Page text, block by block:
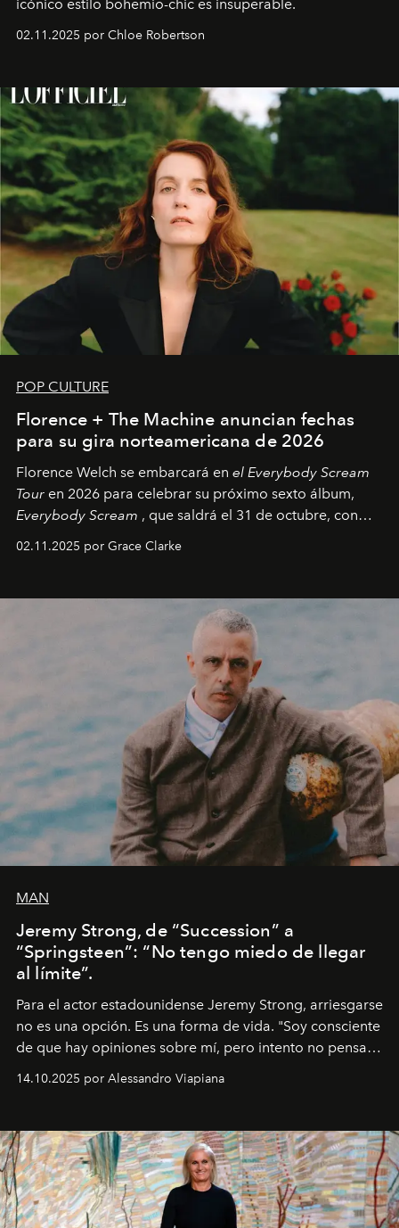
icónico estilo bohemio-chic es insuperable.
02.11.2025 por Chloe Robertson
POP CULTURE
Florence + The Machine anuncian fechas
para su gira norteamericana de 2026
Florence Welch se embarcará en el Everybody Scream
Tour en 2026 para celebrar su próximo sexto álbum,
Everybody Scream , que saldrá el 31 de octubre, con
fechas en Norteamérica a partir de abril del próximo
02.11.2025 por Grace Clarke
MAN
Jeremy Strong, de “Succession” a
“Springsteen”: “No tengo miedo de llegar
al límite”.
Para el actor estadounidense Jeremy Strong, arriesgarse
no es una opción. Es una forma de vida. "Soy consciente
de que hay opiniones sobre mí, pero intento no pensar
demasiado en cómo me perciben. Creo que es una
pérdida de tiempo", afirma.
14.10.2025 por Alessandro Viapiana